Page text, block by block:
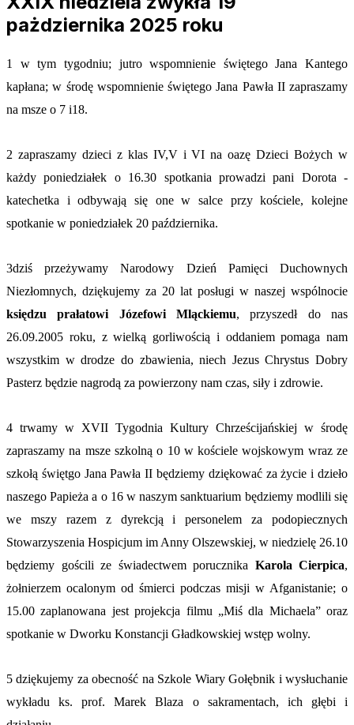
pażdziernika 2025 roku
1 w tym tygodniu; jutro wspomnienie świętego Jana Kantego
kapłana; w środę wspomnienie świętego Jana Pawła II zapraszamy
na msze o 7 i18.
2 zapraszamy dzieci z klas IV,V i VI na oazę Dzieci Bożych w
każdy poniedziałek o 16.30 spotkania prowadzi pani Dorota -
katechetka i odbywają się one w salce przy kościele, kolejne
spotkanie w poniedziałek 20 października.
3dziś przeżywamy Narodowy Dzień Pamięci Duchownych
Niezłomnych, dziękujemy za 20 lat posługi w naszej wspólnocie
księdzu prałatowi Józefowi Mląckiemu, przyszedł do nas
26.09.2005 roku, z wielką gorliwością i oddaniem pomaga nam
wszystkim w drodze do zbawienia, niech Jezus Chrystus Dobry
Pasterz będzie nagrodą za powierzony nam czas, siły i zdrowie.
4 trwamy w XVII Tygodnia Kultury Chrześcijańskiej w środę
zapraszamy na msze szkolną o 10 w kościele wojskowym wraz ze
szkołą świętgo Jana Pawła II będziemy dziękować za życie i dzieło
naszego Papieża a o 16 w naszym sanktuarium będziemy modlili się
we mszy razem z dyrekcją i personelem za podopiecznych
Stowarzyszenia Hospicjum im Anny Olszewskiej, w niedzielę 26.10
będziemy gościli ze świadectwem porucznika Karola Cierpica,
żołnierzem ocalonym od śmierci podczas misji w Afganistanie; o
15.00 zaplanowana jest projekcja filmu „Miś dla Michaela” oraz
spotkanie w Dworku Konstancji Gładkowskiej wstęp wolny.
5 dziękujemy za obecność na Szkole Wiary Gołębnik i wysłuchanie
wykładu ks. prof. Marek Blaza o sakramentach, ich głębi i